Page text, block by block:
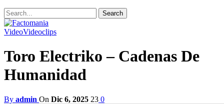
VideoVideoclips
Toro Electriko – Cadenas De
Humanidad
By admin On Dic 6, 2025 23 0